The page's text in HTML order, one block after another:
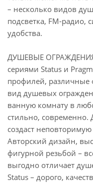
– несколько видов
подсветка, FM-радио,
удобства.
ДУШЕВЫЕ ОГРАЖДЕНИЯ
сериями Status и
профилей,
вид душевых
ванную комнату в
стильно, современно.
создаст
Авторский дизайн,
фигурной резьбой –
выгодно отличает
Status – дорого,